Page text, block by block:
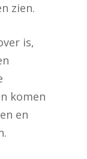
zien.
is,
komen
en